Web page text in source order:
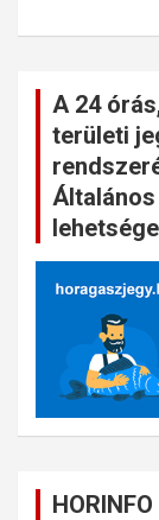
A 24
területi